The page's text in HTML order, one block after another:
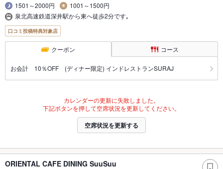
1501～2000円
1001～1500円
泉北高速鉄道深井駅から東へ徒歩2分です｡
口コミ投稿特典対象店
クーポン コース
お会計 10％OFF (ディナー限定) インドレストランSURAJ
カレンダーの更新に失敗しました。
下記ボタンを押して空席状況を更新してください。
空席状況を更新する
ORIENTAL CAFE DINING SuuSuu